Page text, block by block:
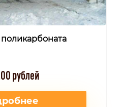
рублей